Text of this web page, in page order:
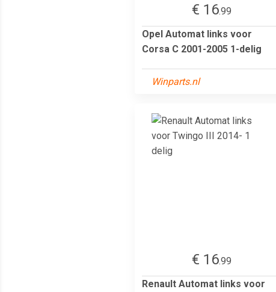
€ 16.99
Opel Automat links voor
Corsa C 2001-2005 1-delig
Winparts.nl
€ 16.99
Renault Automat links voor